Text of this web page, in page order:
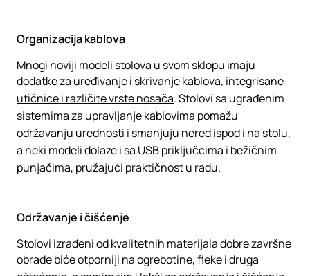
Organizacija kablova
Mnogi noviji modeli stolova u svom sklopu imaju
dodatke za uređivanje i skrivanje kablova, integrisane
utičnice i različite vrste nosača. Stolovi sa ugrađenim
sistemima za upravljanje kablovima pomažu
održavanju urednosti i smanjuju nered ispod i na stolu,
a neki modeli dolaze i sa USB priključcima i bežičnim
punjačima, pružajući praktičnost u radu.
Održavanje i čišćenje
Stolovi izrađeni od kvalitetnih materijala dobre završne
obrade biće otporniji na ogrebotine, fleke i druga